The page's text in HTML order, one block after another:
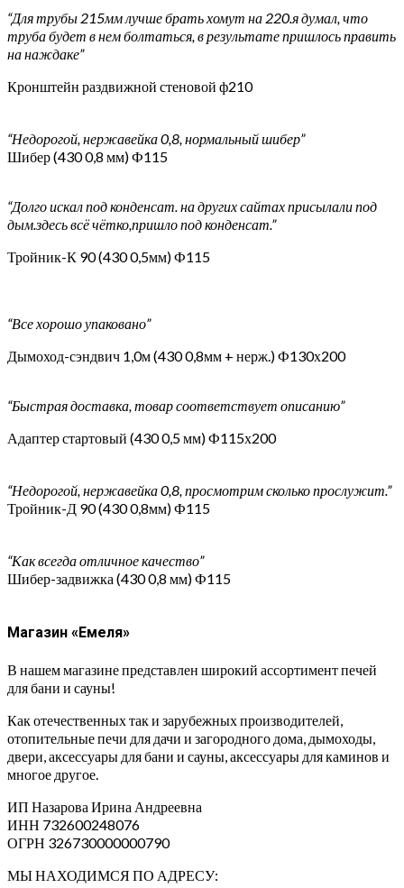
“Для трубы 215мм лучше брать хомут на 220.я думал, что
труба будет в нем болтаться, в результате пришлось править
на наждаке”
Кронштейн раздвижной стеновой ф210
“Недорогой, нержавейка 0,8, нормальный шибер”
Шибер (430 0,8 мм) Ф115
“Долго искал под конденсат. на других сайтах присылали под
дым.здесь всё чётко,пришло под конденсат.”
Тройник-К 90 (430 0,5мм) Ф115
“Все хорошо упаковано”
Дымоход-сэндвич 1,0м (430 0,8мм + нерж.) Ф130х200
“Быстрая доставка, товар соответствует описанию”
Адаптер стартовый (430 0,5 мм) Ф115х200
“Недорогой, нержавейка 0,8, просмотрим сколько прослужит.”
Тройник-Д 90 (430 0,8мм) Ф115
“Как всегда отличное качество”
Шибер-задвижка (430 0,8 мм) Ф115
Магазин «Емеля»
В нашем магазине представлен широкий ассортимент печей
для бани и сауны!
Как отечественных так и зарубежных производителей,
отопительные печи для дачи и загородного дома, дымоходы,
двери, аксессуары для бани и сауны, аксессуары для каминов и
многое другое.
ИП Назарова Ирина Андреевна⁠
ИНН 732600248076
ОГРН 326730000000790
МЫ НАХОДИМСЯ ПО АДРЕСУ: